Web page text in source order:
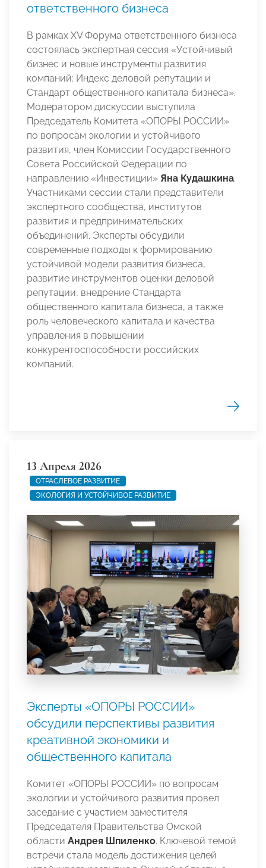
ответственного бизнеса
В рамках XV Форума ответственного бизнеса
состоялась экспертная сессия «Устойчивый
бизнес и новые инструменты развития
компаний: Индекс деловой репутации и
Стандарт общественного капитала бизнеса».
Модератором дискуссии выступила
Председатель Комитета «ОПОРЫ РОССИИ»
по вопросам экологии и устойчивого
развития, член Комиссии Государственного
Совета Российской Федерации по
направлению «Инвестиции» Яна Кудашкина.
Участниками сессии стали представители
экспертного сообщества, институтов
развития и предпринимательских
объединений. Эксперты обсудили
современные подходы к формированию
устойчивой модели развития бизнеса,
развитие инструментов оценки деловой
репутации, внедрение Стандарта
общественного капитала бизнеса, а также
роль человеческого капитала и качества
управления в повышении
конкурентоспособности российских
компаний.
13 Апреля 2026
ОТРАСЛЕВОЕ РАЗВИТИЕ
ЭКОЛОГИЯ И УСТОЙЧИВОЕ РАЗВИТИЕ
Эксперты «ОПОРЫ РОССИИ»
обсудили перспективы развития
креативной экономики и
общественного капитала
Комитет «ОПОРЫ РОССИИ» по вопросам
экологии и устойчивого развития провел
заседание с участием заместителя
Председателя Правительства Омской
области Андрея Шпиленко. Ключевой темой
встречи стала модель достижения целей